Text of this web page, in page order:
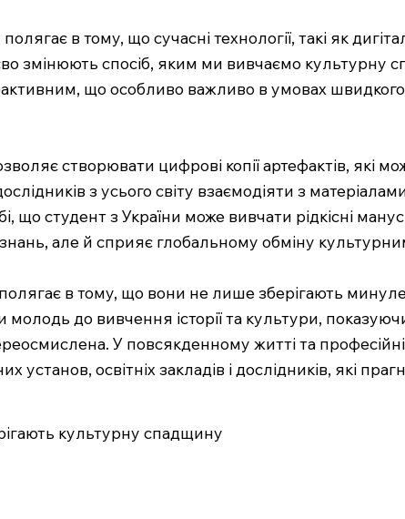
в тому, що сучасні технології, такі як
змінюють спосіб, яким ми вивчаємо
що особливо важливо в умовах швидкого
створювати цифрові копії артефактів,
з усього світу взаємодіяти з
що студент з України може вивчати рідкісні
але й сприяє глобальному обміну
в тому, що вони не лише зберігають
до вивчення історії та культури,
У повсякденному житті та
установ, освітніх закладів і дослідників, які
культурну спадщину